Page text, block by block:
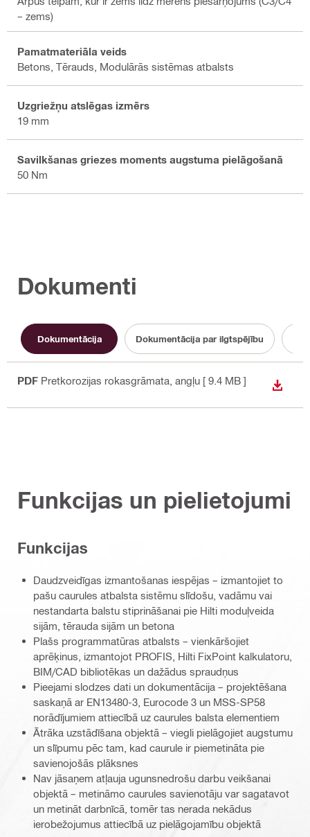
– zems)
Pamatmateriāla veids
Betons, Tērauds, Modulārās sistēmas atbalsts
Uzgriežņu atslēgas izmērs
19 mm
Savilkšanas griezes moments augstuma pielāgošanā
50 Nm
Dokumenti
Dokumentācija Dokumentācija par ilgtspējību
PDF Pretkorozijas rokasgrāmata , angļu [ 9.4 MB ]
Funkcijas un pielietojumi
Funkcijas
Daudzveidīgas izmantošanas iespējas – izmantojiet to
pašu caurules atbalsta sistēmu slīdošu, vadāmu vai
nestandarta balstu stiprināšanai pie Hilti moduļveida
sijām, tērauda sijām un betona
Plašs programmatūras atbalsts – vienkāršojiet
aprēķinus, izmantojot PROFIS, Hilti FixPoint kalkulatoru,
BIM/CAD bibliotēkas un dažādus spraudņus
Pieejami slodzes dati un dokumentācija – projektēšana
saskaņā ar EN13480-3, Eurocode 3 un MSS-SP58
norādījumiem attiecībā uz caurules balsta elementiem
Ātrāka uzstādīšana objektā – viegli pielāgojiet augstumu
un slīpumu pēc tam, kad caurule ir piemetināta pie
savienojošās plāksnes
Nav jāsaņem atļauja ugunsnedrošu darbu veikšanai
objektā – metināmo caurules savienotāju var sagatavot
un metināt darbnīcā, tomēr tas nerada nekādus
ierobežojumus attiecībā uz pielāgojamību objektā